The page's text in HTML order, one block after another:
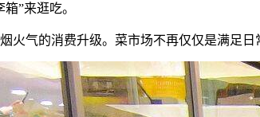
”来逛吃。
气的消费升级。菜市场不再仅仅是满足日